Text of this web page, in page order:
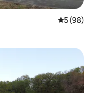
5 av 5 i
5 (98)